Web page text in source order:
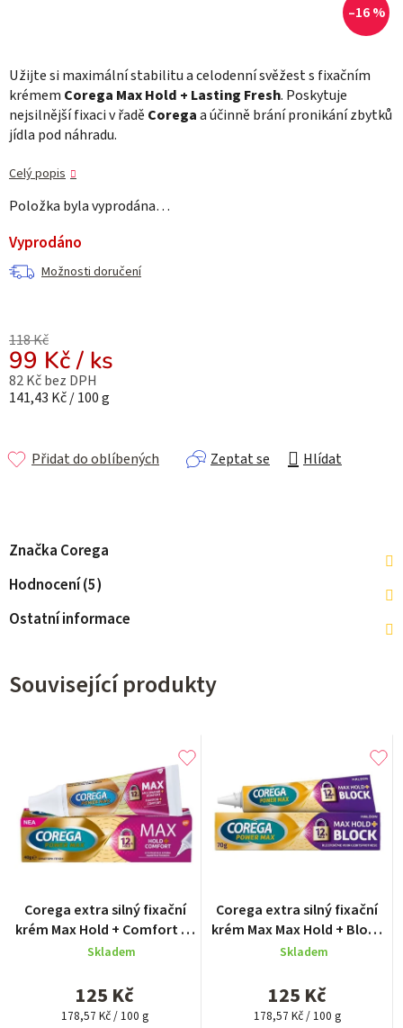
Užijte si maximální stabilitu a celodenní svěžest s fixačním
krémem Corega Max Hold + Lasting Fresh. Poskytuje
nejsilnější fixaci v řadě Coregaa účinně brání pronikání zbytků
jídla pod náhradu.
Celý popis
Položka byla vyprodána…
Vyprodáno
Možnosti doručení
118 Kč
99 Kč/ ks
82 Kč bez DPH
Měrná cena:
141,43 Kč / 100 g
Zeptat se Hlídat
Přidat do oblíbených
–16 %
Značka Corega
Hodnocení (5)
Ostatní informace
Související produkty
Corega extra silný fixační
krém Max Hold + Comfort 70
g
hodnocení
produktu
je
z
5
Skladem
125 Kč
Měrná
178,57 Kč / 100 g
Corega extra silný fixační
krém Max Max Hold + Block
70 g
hodnocení
produktu
je
z
5
Skladem
125 Kč
Měrná
178,57 Kč / 100 g